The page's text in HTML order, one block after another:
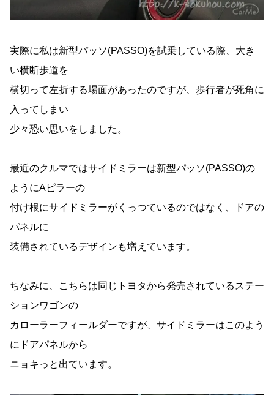
実際に私は新型パッソ(PASSO)を試乗している際、大き
い横断歩道を
横切って左折する場面があったのですが、歩行者が死角に
入ってしまい
少々恐い思いをしました。
最近のクルマではサイドミラーは新型パッソ(PASSO)の
ようにAピラーの
付け根にサイドミラーがくっつているのではなく、ドアの
パネルに
装備されているデザインも増えています。
ちなみに、こちらは同じトヨタから発売されているステー
ションワゴンの
カローラーフィールダーですが、サイドミラーはこのよう
にドアパネルから
ニョキっと出ています。